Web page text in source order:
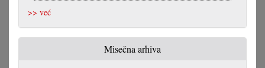
>> već
Misečna arhiva